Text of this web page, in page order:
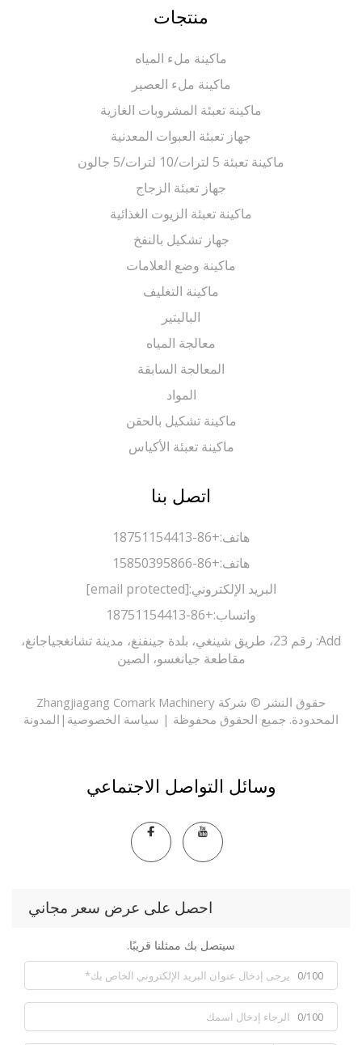
منتجات
ماكينة ملء المياه
ماكينة ملء العصير
ماكينة تعبئة المشروبات الغازية
جهاز تعبئة العبوات المعدنية
ماكينة تعبئة 5 لترات/10 لترات/5 جالون
جهاز تعبئة الزجاج
ماكينة تعبئة الزيوت الغذائية
جهاز تشكيل بالنفخ
ماكينة وضع العلامات
ماكينة التغليف
الباليتير
معالجة المياه
المعالجة السابقة
ماكينة تشكيل بالحقن
ماكينة تعبئة الأكياس
اتصل بنا
+86-18751154413
+86-15850395866
البريد الإلكتروني:[email protected]
واتساب:+86-18751154413
Add: رقم 23، طريق شينغي، بلدة جينفنغ، مدينة تشانغجياجانغ،
مقاطعة جيانغسو، الصين
حقوق النشر © شركة Zhangjiagang Comark Machinery
جميع الحقوق محفوظة |سياسة الخصوصية|المدونة
وسائل التواصل الاجتماعي
احصل على عرض سعر مجاني
سيتصل بك ممثلنا قريبًا.